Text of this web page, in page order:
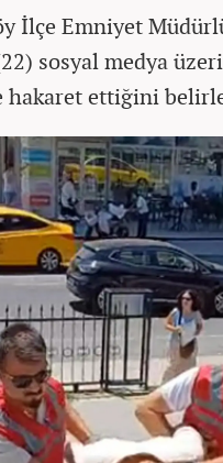
İlçe Emniyet
sosyal medya
hakaret ettiğini